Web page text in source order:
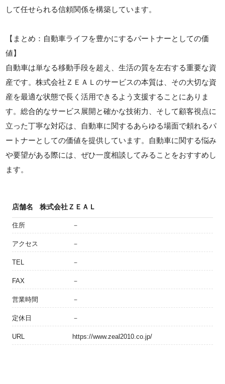
して任せられる信頼関係を構築しています。
【まとめ：自動車ライフを豊かにするパートナーとしての価
値】
自動車は単なる移動手段を超え、生活の質を左右する重要な資
産です。株式会社ＺＥＡＬのサービスの本質は、その大切な資
産を最適な状態で長く活用できるよう支援することにありま
す。総合的なサービス展開と確かな技術力、そして顧客視点に
立った丁寧な対応は、自動車に関するあらゆる場面で頼れるパ
ートナーとしての価値を提供しています。自動車に関する悩み
や要望がある際には、ぜひ一度相談してみることをおすすめし
ます。
店舗名 株式会社ＺＥＡＬ
住所 －
アクセス －
TEL －
FAX －
営業時間 －
定休日 －
URL https://www.zeal2010.co.jp/